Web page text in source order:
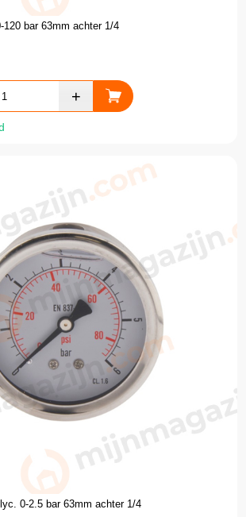
120 bar 63mm achter 1/4
0-2.5 bar 63mm achter 1/4